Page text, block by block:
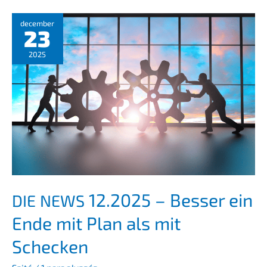
decem­ber
23
2025
DIE NEWS 12.2025 – Besser ein
Ende mit Plan als mit
Schecken